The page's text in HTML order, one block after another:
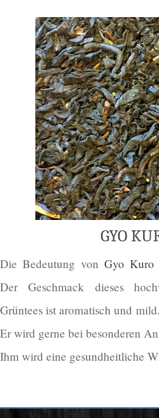
GYO
Die Bedeu­tung von Gyo Kuro
Der Geschmack die­ses
Grün­tees ist aro­ma­tisch und mild.
Er wird ger­ne bei beson­de­ren
Ihm wird eine gesund­heit­li­che